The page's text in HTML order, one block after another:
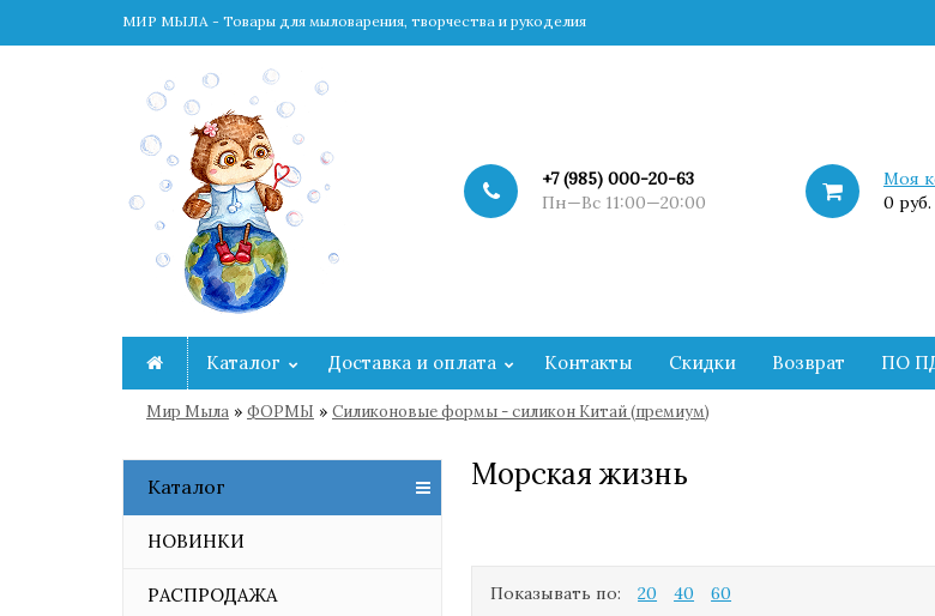
МИР МЫЛА - Товары для мыловарения, творчества и рукоделия
+7 (985) 000-20-63
Пн—Вс 11:00—20:00
Моя
0 руб.
Каталог Доставка и оплата Контакты Скидки Возврат ПО
Мир Мыла » ФОРМЫ » Cиликоновые формы - силикон Китай (премиум)
Каталог
НОВИНКИ
РАСПРОДАЖА
Морская жизнь
Показывать по: 20 40 60